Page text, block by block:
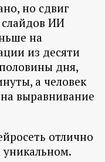
но сдвиг
ИИ
на
из десяти
дня,
а человек
выравнивание
отлично
уникальном.